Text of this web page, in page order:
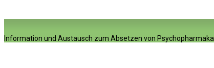
Information und Austausch zum Absetzen von Psychopharmaka